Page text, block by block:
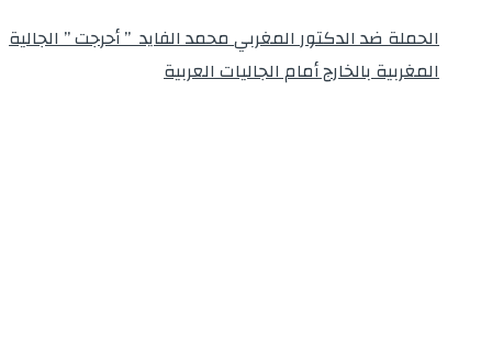
الحملة ضد الدكتور المغربي محمد الفايد ” أحرجت ” الجالية
المغربية بالخارج أمام الجاليات العربية